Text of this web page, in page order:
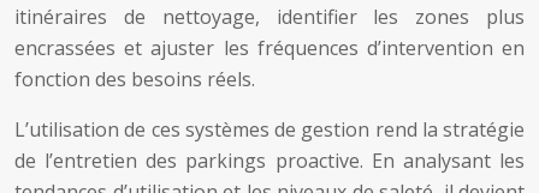
itinéraires de nettoyage, identifier les zones plus
encrassées et ajuster les fréquences d’intervention en
fonction des besoins réels.
L’utilisation de ces systèmes de gestion rend la stratégie
de l’entretien des parkings proactive. En analysant les